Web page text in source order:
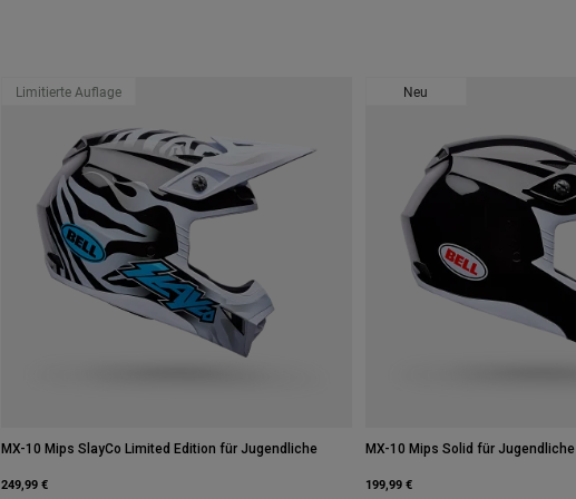
Limitierte Auflage
MX-10 Mips SlayCo Limited Edition für Jugendliche
249,99 €
Neu
MX-10 Mips Solid für Jugendliche
199,99 €